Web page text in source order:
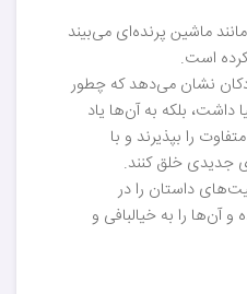
ماشین پرنده‌ای می‌بیند
است.
نشان می‌دهد که چطور
داشت، بلکه به آن‌ها یاد
را بپذیرند و با
جدیدی خلق کنند.
داستان را در
آن‌ها را به خیالبافی و